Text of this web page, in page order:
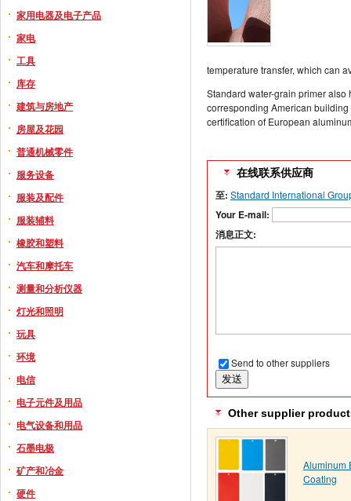
家用电器及电子产品
家电
工具
库存
建筑与房地产
房屋及花园
普通机械零件
服务设备
服装及配件
服装辅料
橡胶和塑料
汽车和摩托车
测量和分析仪器
灯光和照明
玩具
环境
电信
电子元件及用品
电气设备和用品
石墨电极
矿产和冶金
硬件
temperature transfer, which can
Standard water-grain primer
corresponding American
certification of European
在线联系供应商
至: Standard International
Your E-mail:
消息正文:
Send to other suppliers
Other supplier
Aluminum
Coating